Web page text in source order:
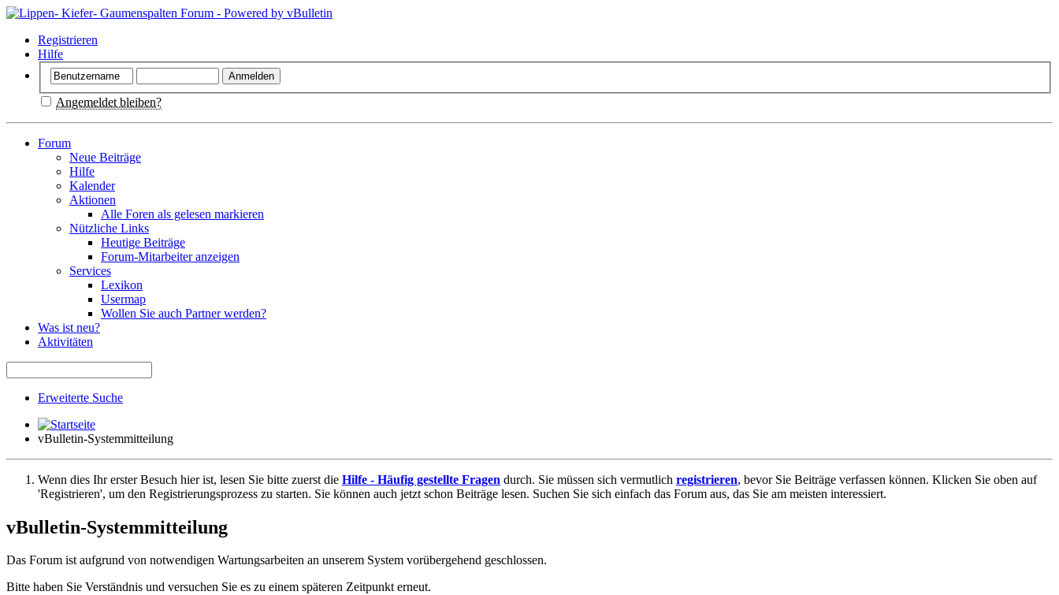
Registrieren
Hilfe
Angemeldet bleiben?
Forum
Neue Beiträge
Hilfe
Kalender
Aktionen
Alle Foren als gelesen markieren
Nützliche Links
Heutige Beiträge
Forum-Mitarbeiter anzeigen
Services
Lexikon
Usermap
Wollen Sie auch Partner werden?
Was ist neu?
Aktivitäten
Erweiterte Suche
vBulletin-Systemmitteilung
Wenn dies Ihr erster Besuch hier ist, lesen Sie bitte zuerst die Hilfe - Häufig gestellte Fragen durch. Sie müssen sich vermutlich registrieren, bevor Sie Beiträge verfassen können. Klicken Sie oben auf
'Registrieren', um den Registrierungsprozess zu starten. Sie können auch jetzt schon Beiträge lesen. Suchen Sie sich einfach das Forum aus, das Sie am meisten interessiert.
vBulletin-Systemmitteilung
Das Forum ist aufgrund von notwendigen Wartungsarbeiten an unserem System vorübergehend geschlossen.
Bitte haben Sie Verständnis und versuchen Sie es zu einem späteren Zeitpunkt erneut.